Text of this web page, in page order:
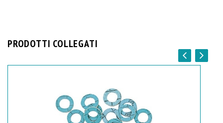
PRODOTTI COLLEGATI